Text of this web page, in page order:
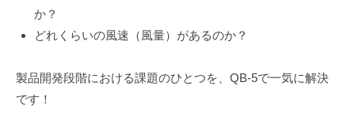
か？
どれくらいの風速（風量）があるのか？
製品開発段階における課題のひとつを、QB-5で一気に解決
です！